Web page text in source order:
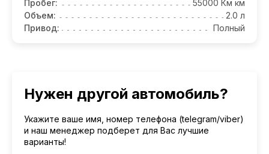
Пробег:
55000 Км км
Объем:
2.0 л
Привод:
Полный
Нужен другой автомобиль?
Укажите ваше имя, номер телефона (telegram/viber)
и наш менеджер подберет для Вас лучшие
варианты!